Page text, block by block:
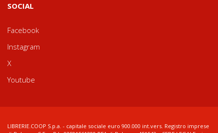
SOCIAL
Facebook
Instagram
X
Youtube
LIBRERIE.COOP S.p.a. - capitale sociale euro 900.000 int.vers. Registro imprese